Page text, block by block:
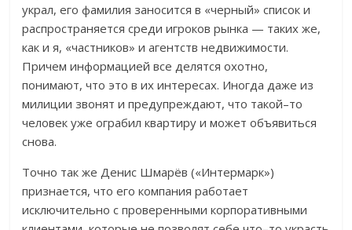
украл, его фамилия заносится в «черный» список и
распространяется среди игроков рынка — таких же,
как и я, «частников» и агентств недвижимости.
Причем информацией все делятся охотно,
понимают, что это в их интересах. Иногда даже из
милиции звонят и предупреждают, что такой–то
человек уже ограбил квартиру и может объявиться
снова.
Точно так же Денис Шмарёв («Интермарк»)
признается, что его компания работает
исключительно с проверенными корпоративными